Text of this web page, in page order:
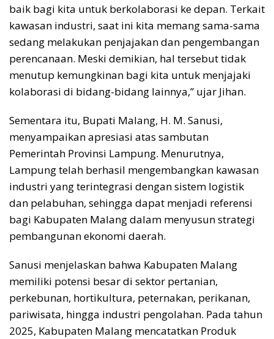
baik bagi kita untuk berkolaborasi ke depan. Terkait
kawasan industri, saat ini kita memang sama-sama
sedang melakukan penjajakan dan pengembangan
perencanaan. Meski demikian, hal tersebut tidak
menutup kemungkinan bagi kita untuk menjajaki
kolaborasi di bidang-bidang lainnya,” ujar Jihan.
Sementara itu, Bupati Malang, H. M. Sanusi,
menyampaikan apresiasi atas sambutan
Pemerintah Provinsi Lampung. Menurutnya,
Lampung telah berhasil mengembangkan kawasan
industri yang terintegrasi dengan sistem logistik
dan pelabuhan, sehingga dapat menjadi referensi
bagi Kabupaten Malang dalam menyusun strategi
pembangunan ekonomi daerah.
Sanusi menjelaskan bahwa Kabupaten Malang
memiliki potensi besar di sektor pertanian,
perkebunan, hortikultura, peternakan, perikanan,
pariwisata, hingga industri pengolahan. Pada tahun
2025, Kabupaten Malang mencatatkan Produk